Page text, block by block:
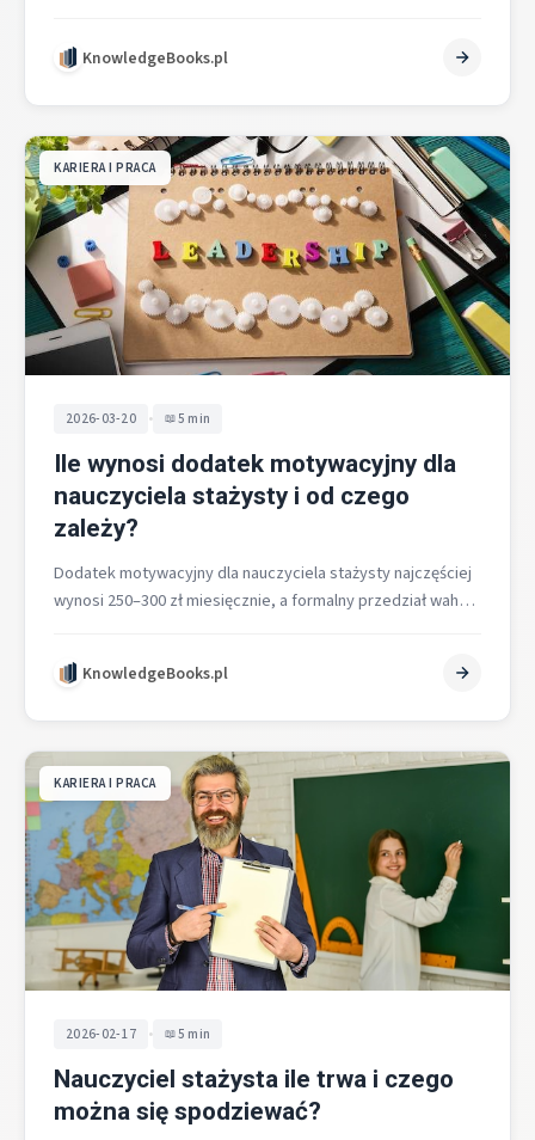
KnowledgeBooks.pl
KARIERA I PRACA
2026-03-20 • 5 min
Ile wynosi dodatek motywacyjny dla
nauczyciela stażysty i od czego
zależy?
Dodatek motywacyjny dla nauczyciela stażysty najczęściej
wynosi 250–300 zł miesięcznie, a formalny przedział waha
KnowledgeBooks.pl
KARIERA I PRACA
2026-02-17 • 5 min
Nauczyciel stażysta ile trwa i czego
można się spodziewać?